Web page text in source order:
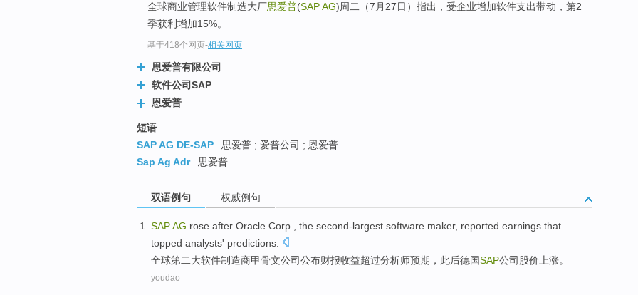
全球商业管理软件制造大厂思爱普(SAP AG)周二（7月27日）指出，受企业增加软件支出带动，第2
季获利增加15%。
基于418个网页-相关网页
思爱普有限公司
软件公司SAP
恩爱普
短语
SAP AG DE-SAP
思爱普 ; 爱普公司 ; 恩爱普
Sap Ag Adr
思爱普
双语例句 权威例句
SAPAG rose after Oracle Corp the second-largest software maker, reported earnings that
topped analysts' predictions
全球第二大软件制造商甲骨文公司公布财报收益超过分析师预期， 此后德国SAP公司股价 上涨。
youdao